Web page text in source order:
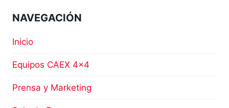
NAVEGACIÓN
Inicio
Equipos CAEX 4×4
Prensa y Marketing